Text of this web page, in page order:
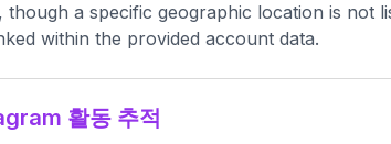
though a specific geographic location is not
within the provided account data.
활동 추적